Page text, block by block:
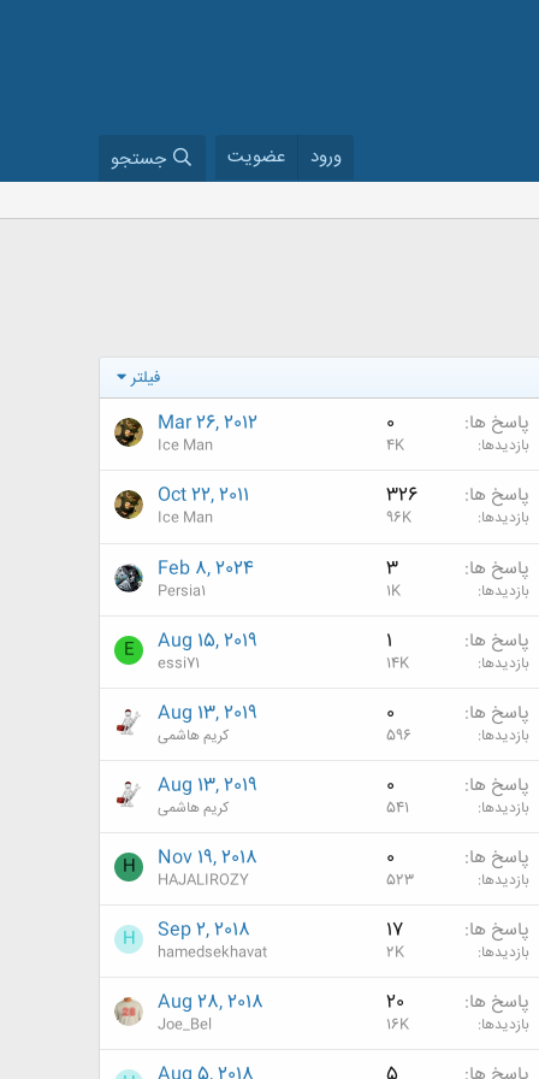
ورود عضویت جستجو
فیلتر
پاسخ ها 0
بازدیدها 4K
Mar 26, 2012
Ice Man
پاسخ ها 326
بازدیدها 96K
Oct 22, 2011
Ice Man
پاسخ ها 3
بازدیدها 1K
Feb 8, 2024
Persia1
پاسخ ها 1
بازدیدها 14K
Aug 15, 2019
essi71
E
پاسخ ها 0
بازدیدها 596
Aug 13, 2019
کریم هاشمی
پاسخ ها 0
بازدیدها 541
Aug 13, 2019
کریم هاشمی
پاسخ ها 0
بازدیدها 523
Nov 19, 2018
HAJALIROZY
H
پاسخ ها 17
بازدیدها 2K
Sep 2, 2018
hamedsekhavat
H
پاسخ ها 20
بازدیدها 16K
Aug 28, 2018
Joe_Bel